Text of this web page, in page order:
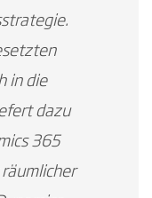
in die
dazu
365